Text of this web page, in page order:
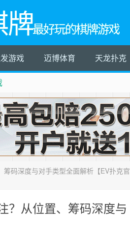
牌最好玩的棋牌游戏
游戏 迈博体育 天龙扑克
筹码深度与对手类型全面解析【EV扑克官
？从位置、筹码深度与